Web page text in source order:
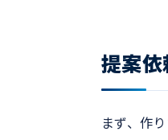
提案依
まず、作